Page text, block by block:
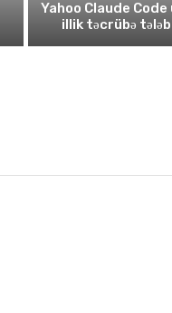
Yahoo Claude Code
illik təcrübə